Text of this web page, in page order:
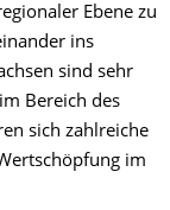
Ebene zu
ins
sind sehr
Bereich des
sich zahlreiche
im